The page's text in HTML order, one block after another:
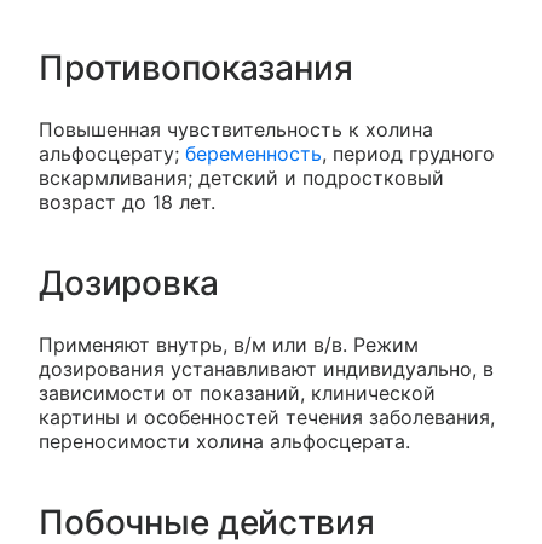
Противопоказания
Повышенная чувствительность к холина
альфосцерату; беременность, период грудного
вскармливания; детский и подростковый
возраст до 18 лет.
Дозировка
Применяют внутрь, в/м или в/в. Режим
дозирования устанавливают индивидуально, в
зависимости от показаний, клинической
картины и особенностей течения заболевания,
переносимости холина альфосцерата.
Побочные действия